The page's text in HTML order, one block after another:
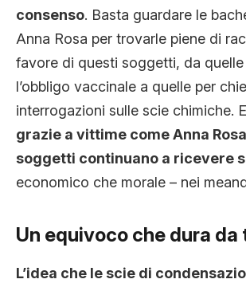
consenso. Basta guardare le
Anna Rosa per trovarle piene di
favore di questi soggetti, da
l’obbligo vaccinale a quelle per
interrogazioni sulle scie chimiche.
grazie a vittime come Anna
soggetti continuano a ricevere
economico che morale – nei
Un equivoco che dura da
L’idea che le scie di